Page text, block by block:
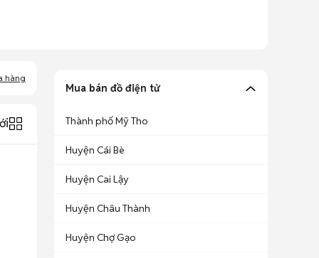
hàng
Mua bán đồ điện tử
Thành phố Mỹ Tho
Huyện Cái Bè
Huyện Cai Lậy
Huyện Châu Thành
Huyện Chợ Gạo